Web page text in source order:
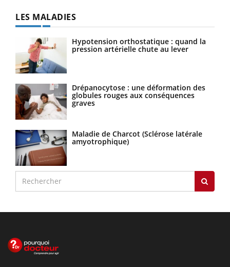
LES MALADIES
Hypotension orthostatique : quand la
pression artérielle chute au lever
Drépanocytose : une déformation des
globules rouges aux conséquences
graves
Maladie de Charcot (Sclérose latérale
amyotrophique)